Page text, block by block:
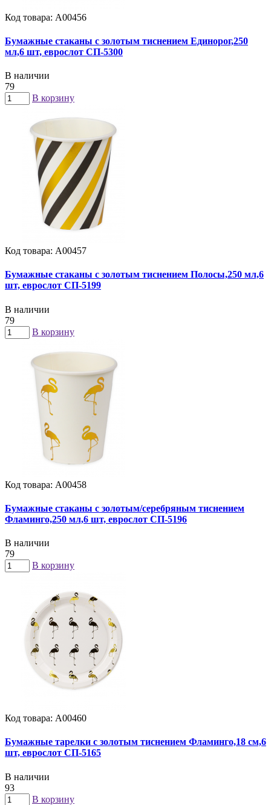
Код товара: А00456
Бумажные стаканы с золотым тиснением Единорог,250
мл,6 шт, еврослот СП-5300
В наличии
79
В корзину
Код товара: А00457
Бумажные стаканы с золотым тиснением Полосы,250 мл,6
шт, еврослот СП-5199
В наличии
79
В корзину
Код товара: А00458
Бумажные стаканы с золотым/серебряным тиснением
Фламинго,250 мл,6 шт, еврослот СП-5196
В наличии
79
В корзину
Код товара: А00460
Бумажные тарелки с золотым тиснением Фламинго,18 см,6
шт, еврослот СП-5165
В наличии
93
В корзину